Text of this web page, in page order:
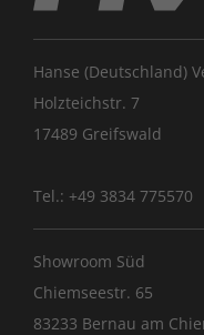
Hanse (Deutschland)
Holzteichstr. 7
17489 Greifswald
Tel.: +49 3834 775570
Showroom Süd
Chiemseestr. 65
83233 Bernau am